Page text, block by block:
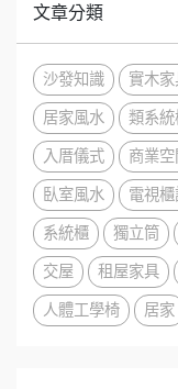
文章分類
沙發知識 實木
居家風水
類系統
入厝儀式
商業空
臥室風水
電視
系統櫃
獨立筒
交屋
租屋家具
人體工學椅
居家